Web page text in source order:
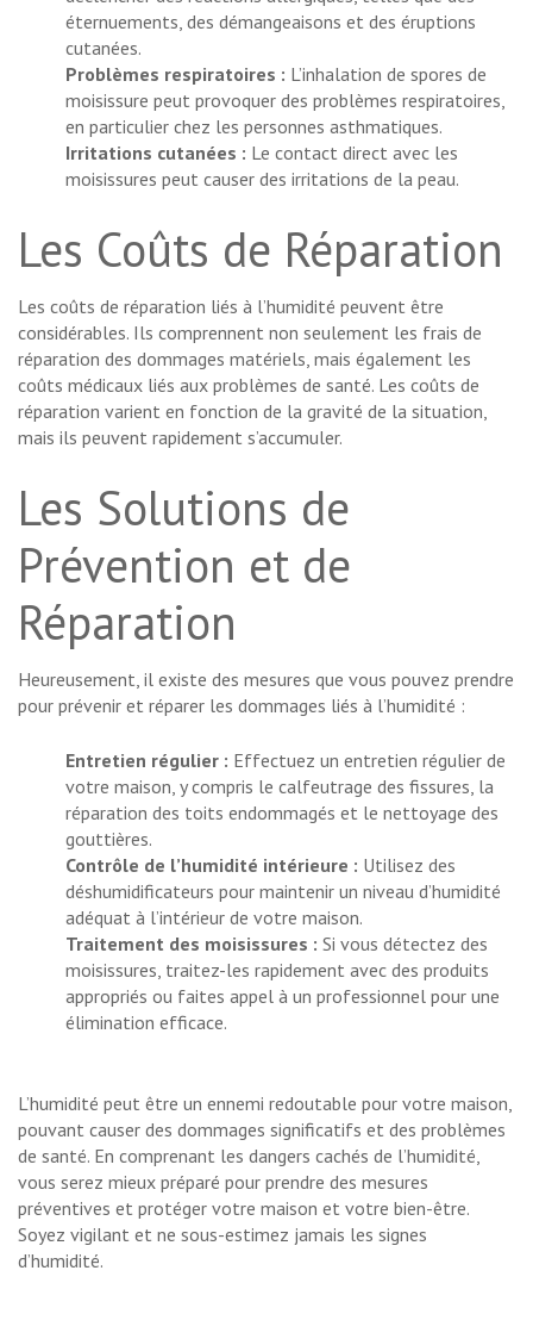
éternuements, des démangeaisons et des éruptions
cutanées.
Problèmes respiratoires : L’inhalation de spores de
moisissure peut provoquer des problèmes respiratoires,
en particulier chez les personnes asthmatiques.
Irritations cutanées : Le contact direct avec les
moisissures peut causer des irritations de la peau.
Les Coûts de Réparation
Les coûts de réparation liés à l’humidité peuvent être
considérables. Ils comprennent non seulement les frais de
réparation des dommages matériels, mais également les
coûts médicaux liés aux problèmes de santé. Les coûts de
réparation varient en fonction de la gravité de la situation,
mais ils peuvent rapidement s’accumuler.
Les Solutions de
Prévention et de
Réparation
Heureusement, il existe des mesures que vous pouvez prendre
pour prévenir et réparer les dommages liés à l’humidité :
Entretien régulier : Effectuez un entretien régulier de
votre maison, y compris le calfeutrage des fissures, la
réparation des toits endommagés et le nettoyage des
gouttières.
Contrôle de l’humidité intérieure : Utilisez des
déshumidificateurs pour maintenir un niveau d’humidité
adéquat à l’intérieur de votre maison.
Traitement des moisissures : Si vous détectez des
moisissures , traitez-les rapidement avec des produits
appropriés ou faites appel à un professionnel pour une
élimination efficace.
L’humidité peut être un ennemi redoutable pour votre maison,
pouvant causer des dommages significatifs et des problèmes
de santé. En comprenant les dangers cachés de l’humidité,
vous serez mieux préparé pour prendre des mesures
préventives et protéger votre maison et votre bien-être.
Soyez vigilant et ne sous-estimez jamais les signes
d’humidité.